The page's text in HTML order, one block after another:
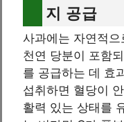
지 공급
사과에는 자연적
천연 당분이 포함
를 공급하는 데 효
섭취하면 혈당이
활력 있는 상태를